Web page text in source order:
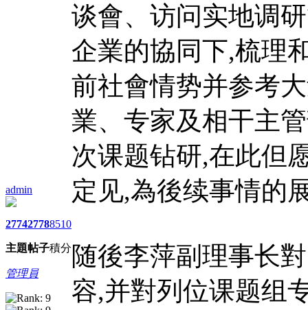
admin
2774
主題
2778
帖子
8510
積分
管理員
谈會、访问实地调
企業的協同下,梳理
前社會情势并参考
業、专家及相干主
次课题钻研,在此但
定见,為後续事情的
随後李萍副理事长
容,并對列位课题组